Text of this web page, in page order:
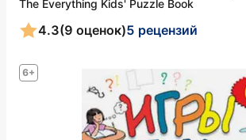
The Everything Kids' Puzzle Book
6+
4.3(9 оценок)5 рецензий